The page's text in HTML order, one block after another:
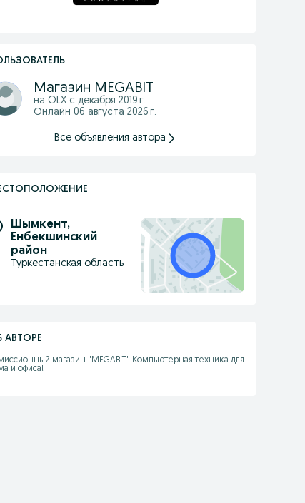
Магазин MEGABIT
на OLX с декабря 2019 г.
Онлайн 06 августа 2026 г.
Все объявления автора
Шымкент,
Енбекшинский
район
Туркестанская область
АВТОРЕ
магазин "MEGABIT" Компьютерная техника для
и офиса!